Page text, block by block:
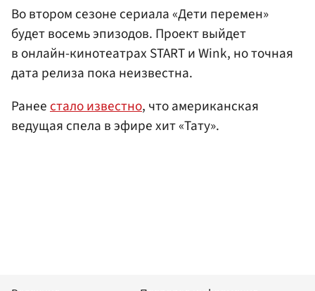
Во втором сезоне сериала «Дети перемен»
будет восемь эпизодов. Проект выйдет
в онлайн-кинотеатрах START и Wink, но точная
дата релиза пока неизвестна.
Ранеестало известно, что американская
ведущая спела в эфире хит «Тату».